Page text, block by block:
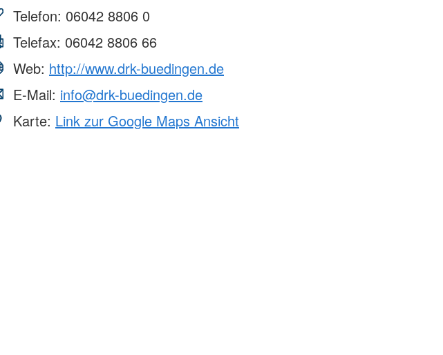
Telefon: 06042 8806 0
Telefax: 06042 8806 66
Web: http://www.drk-buedingen.de
E-Mail: info@drk-buedingen.de
Karte: Link zur Google Maps Ansicht